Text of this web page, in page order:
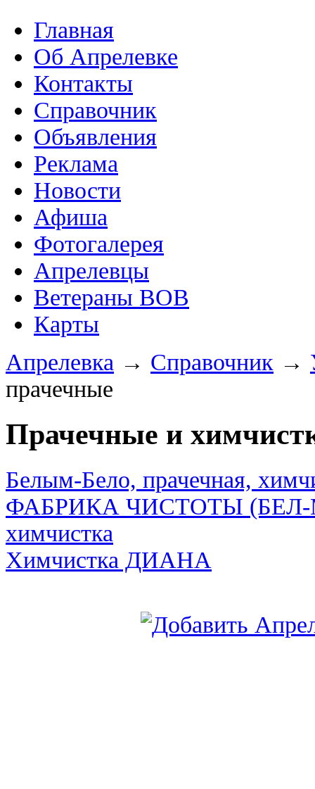
Главная
Об Апрелевке
Контакты
Справочник
Объявления
Реклама
Новости
Афиша
Фотогалерея
Апрелевцы
Ветераны ВОВ
Карты
Апрелевка → Справочник →
прачечные
Прачечные и
Белым-Бело, прачечная,
ФАБРИКА ЧИСТОТЫ (БЕЛ-
химчистка
Химчистка ДИАНА